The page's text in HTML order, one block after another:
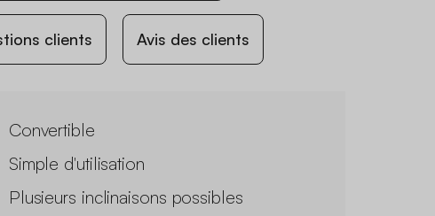
clients Avis des clients
Convertible
Simple d'utilisation
Plusieurs inclinaisons possibles